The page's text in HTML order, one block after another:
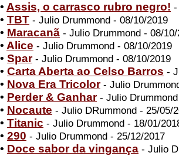
• Assis, o carrasco rubro negro! -
• TBT - Julio Drummond - 08/10/2019
• Maracanã - Julio Drummond - 08/10/
• Alice - Julio Drummond - 08/10/2019
• Spar- Julio Drummond - 08/10/2019
• Carta Aberta ao Celso Barros -
• Nova Era Tricolor- Julio
• Perder & Ganhar- Julio
• Nocaute - Julio DRummond - 25/05/
• Titanic - Julio Drummond - 18/01/
• 290 - Julio Drummond - 25/12/2017
• Doce sabor da vingança - Julio